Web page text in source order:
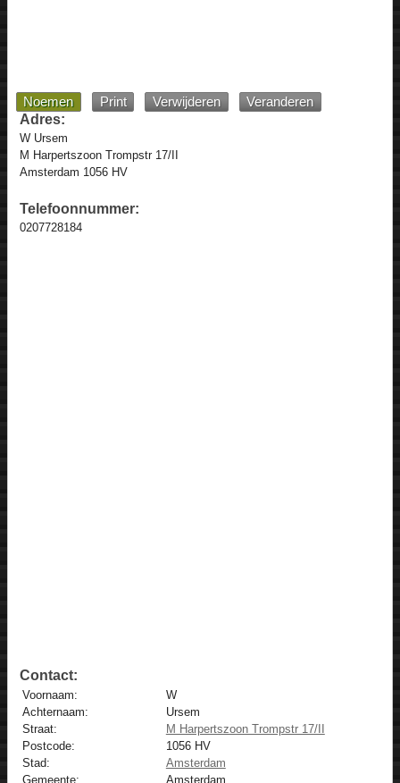
Noemen Print Verwijderen
Veranderen
Adres:
W Ursem
M Harpertszoon Trompstr 17/II
Amsterdam 1056 HV
Telefoonnummer:
0207728184
Contact:
Voornaam:
W
Achternaam:
Ursem
Straat:
M Harpertszoon Trompstr 17/II
Postcode:
1056 HV
Stad:
Amsterdam
Gemeente:
Amsterdam